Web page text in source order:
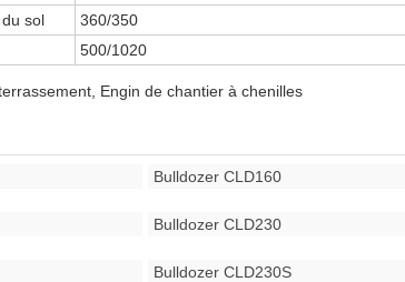
sol
360/350
500/1020
Engin de chantier à chenilles
Bulldozer CLD160
Bulldozer CLD230
Bulldozer CLD230S